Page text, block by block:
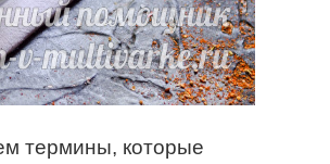
термины, которые